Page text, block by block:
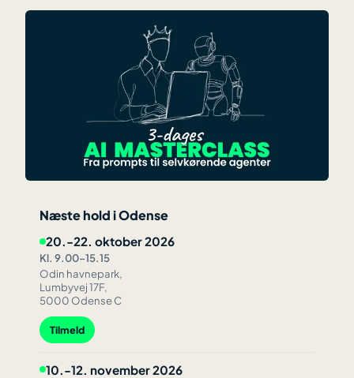
Næste hold i Odense
20.-22. oktober 2026
Kl. 9.00–15.15
Odin havnepark,
Lumbyvej 17F,
5000 Odense C
Tilmeld
10.-12. november 2026